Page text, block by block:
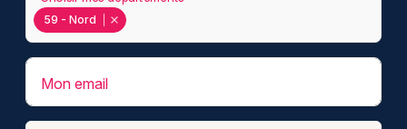
59 - Nord
Mon email